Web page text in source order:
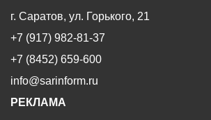
г. Саратов, ул. Горького, 21
+7 (917) 982-81-37
+7 (8452) 659-600
info@sarinform.ru
РЕКЛАМА